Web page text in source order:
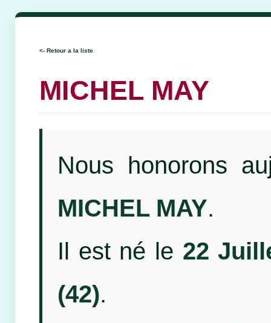
<- Retour a la liste
MICHEL MAY
Nous honorons
MICHEL MAY.
Il est né le 22
(42).